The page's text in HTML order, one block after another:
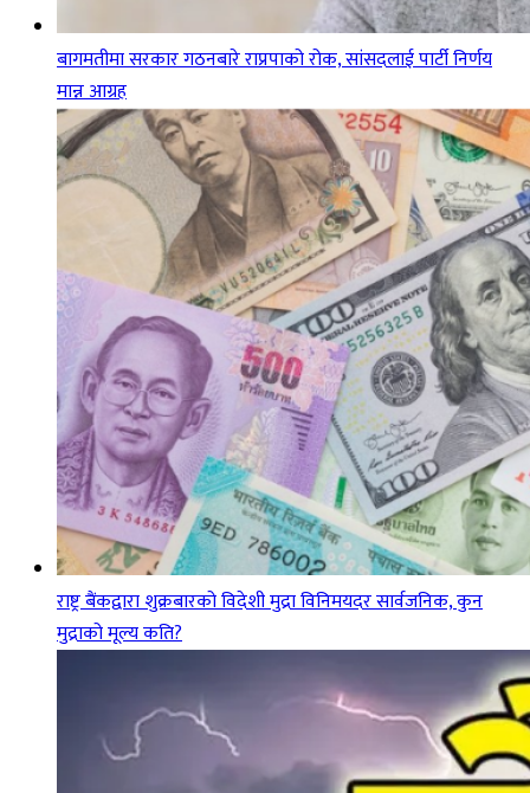
बागमतीमा सरकार गठनबारे राप्रपाको रोक, सांसदलाई पार्टी निर्णय
मान्न आग्रह
राष्ट्र बैंकद्वारा शुक्रबारको विदेशी मुद्रा विनिमयदर सार्वजनिक, कुन
मुद्राको मूल्य कति?